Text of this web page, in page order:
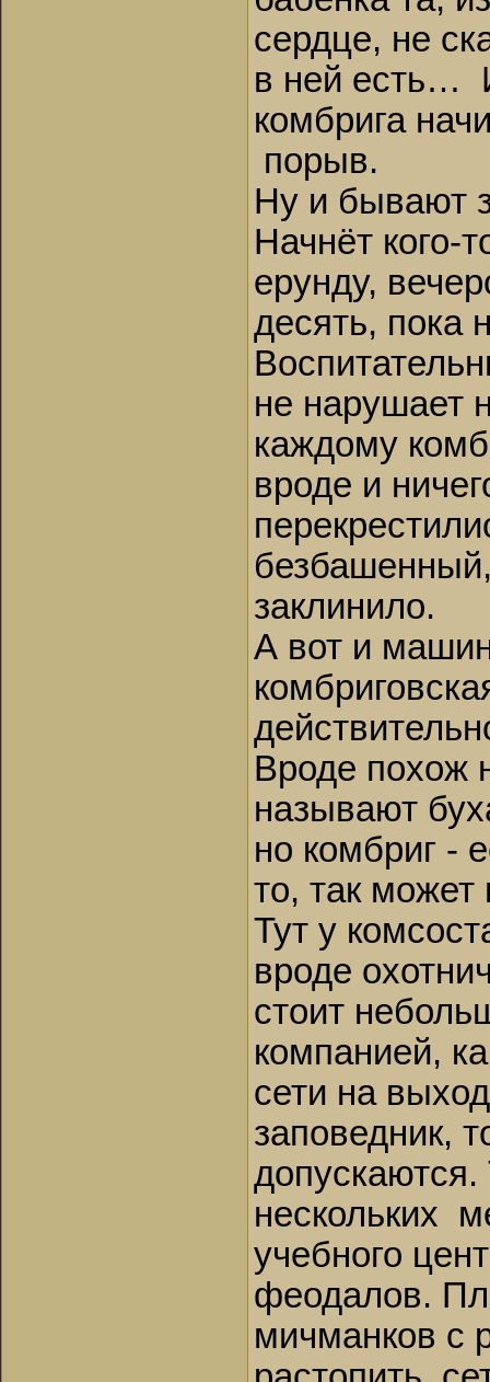
сердце, не
в ней есть…
комбрига
порыв.
Ну и бывают
Начнёт кого-
ерунду,
десять, пока
не нарушает
каждому
вроде и
заклинило.
А вот и
Вроде похож
называют
но комбриг -
то, так
Тут у
вроде
стоит
компанией,
сети на
заповедник,
нескольких
учебного
феодалов.
мичманков с